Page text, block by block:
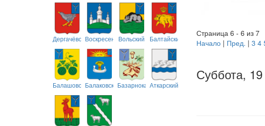
ДергачёвскийВоскресенскийВольский Балтайский
БалашовскийБалаковскийБазарнокарабулакский
Аткарский
Страница 6 - 6 из 7
Начало| Пред. | 3 4
Суббота,